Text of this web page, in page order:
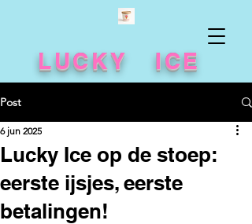
LUCKY ICE
Post
Lucky Ice op de stoep:
eerste ijsjes, eerste
betalingen!
6 jun 2025